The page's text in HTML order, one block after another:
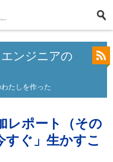
ンジニアの
たしを作った
レポート（その
ぐ」生かすこ